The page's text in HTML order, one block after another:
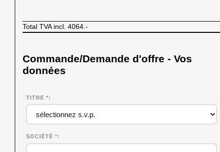
Total TVA incl. 4064.-
Commande/Demande d'offre - Vos
données
TITRE *
SOCIÉTÉ *